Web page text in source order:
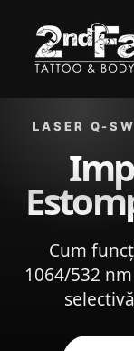
Îndepărtare
LASER Q-
Cum
1064/532